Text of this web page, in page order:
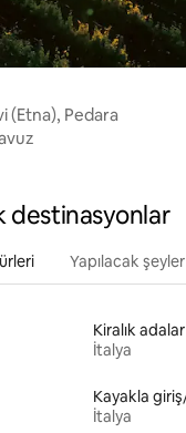
(Etna), Pedara
destinasyonlar
Yapılacak şeyler
Kiralık adalar
İtalya
İtalya